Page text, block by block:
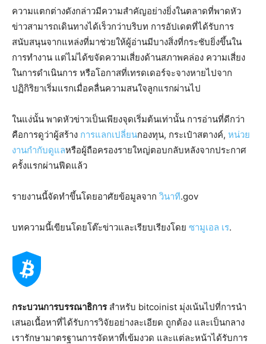
ความแตกต่างดังกล่าวมีความสำคัญอย่างยิ่งในตลาดที่พาดหัว
ข่าวสามารถเดินทางได้เร็วกว่าบริบท การอัปเดตที่ได้รับการ
สนับสนุนจากแหล่งที่มาช่วยให้ผู้อ่านมีบางสิ่งที่กระชับยิ่งขึ้นใน
การทำงาน แต่ไม่ได้ขจัดความเสี่ยงด้านสภาพคล่อง ความเสี่ยง
ในการดำเนินการ หรือโอกาสที่เทรดเดอร์จะจางหายไปจาก
ปฏิกิริยาเริ่มแรกเมื่อคลื่นความสนใจลูกแรกผ่านไป
ในแง่นั้น พาดหัวข่าวเป็นเพียงจุดเริ่มต้นเท่านั้น การอ่านที่ดีกว่า
คือการดูว่าผู้สร้าง การแลกเปลี่ยนกองทุน, กระเป๋าสตางค์, หน่วย
งานกำกับดูแลหรือผู้ถือครองรายใหญ่ตอบกลับหลังจากประกาศ
ครั้งแรกผ่านฟีดแล้ว
รายงานนี้จัดทำขึ้นโดยอาศัยข้อมูลจาก วินาที.gov
บทความนี้เขียนโดยโต๊ะข่าวและเรียบเรียงโดย ซามูเอล เร.
กระบวนการบรรณาธิการสำหรับ bitcoinist มุ่งเน้นไปที่การนำ
เสนอเนื้อหาที่ได้รับการวิจัยอย่างละเอียด ถูกต้อง และเป็นกลาง
เรารักษามาตรฐานการจัดหาที่เข้มงวด และแต่ละหน้าได้รับการ